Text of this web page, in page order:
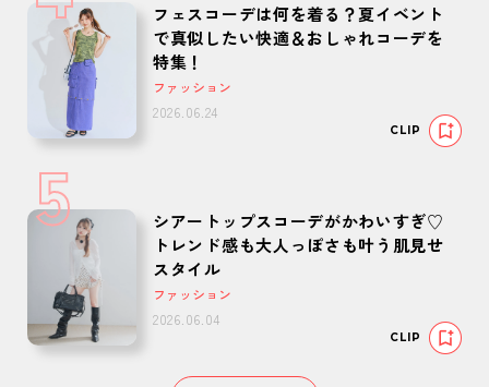
フェスコーデは何を着る？夏イベント
で真似したい快適＆おしゃれコーデを
特集！
ファッション
2026.06.24
CLIP
5
シアートップスコーデがかわいすぎ♡
トレンド感も大人っぽさも叶う肌見せ
スタイル
ファッション
2026.06.04
CLIP